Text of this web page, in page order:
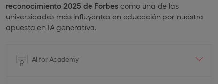
reconocimiento 2025 de Forbes como una de las
universidades más influyentes en educación por nuestra
apuesta en IA generativa.
AI for Academy